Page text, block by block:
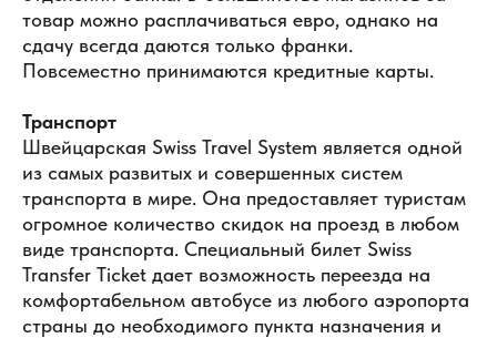
товар можно расплачиваться евро, однако на
сдачу всегда даются только франки.
Повсеместно принимаются кредитные карты.
Транспорт
Швейцарская Swiss Travel System является одной
из самых развитых и совершенных систем
транспорта в мире. Она предоставляет туристам
огромное количество скидок на проезд в любом
виде транспорта. Специальный билет Swiss
Transfer Ticket дает возможность переезда на
комфортабельном автобусе из любого аэропорта
страны до необходимого пункта назначения и